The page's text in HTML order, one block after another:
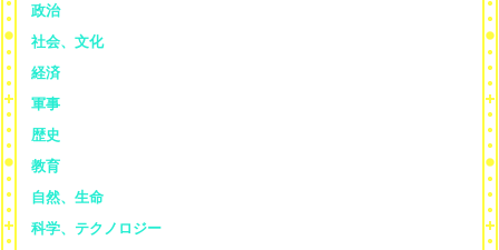
政治
社会、文化
経済
軍事
歴史
教育
自然、生命
科学、テクノロジー